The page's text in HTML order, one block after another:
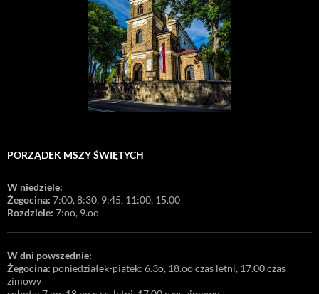
PORZĄDEK MSZY ŚWIĘTYCH
W niedziele:
Żegocina: 7:00, 8:30, 9:45, 11:00, 15.00
Rozdziele: 7:oo, 9.oo
W dni powszednie:
Żegocina: poniedziałek-piątek: 6.3o, 18.oo czas letni, 17.00 czas
zimowy